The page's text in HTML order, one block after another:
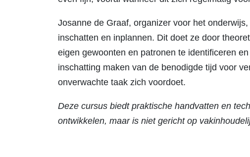
Josanne de Graaf, organizer voor het
inschatten en inplannen. Dit doet ze door
eigen gewoonten en patronen te identificeren
inschatting maken van de benodigde tijd voor
onverwachte taak zich voordoet.
Deze cursus biedt praktische handvatten en
ontwikkelen, maar is niet gericht op